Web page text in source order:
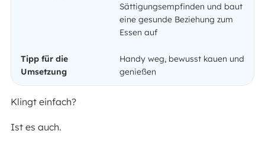
Sättigungsempfinden und baut
eine gesunde Beziehung zum
Essen auf
Handy weg, bewusst kauen und
genießen
Klingt einfach?
Ist es auch.